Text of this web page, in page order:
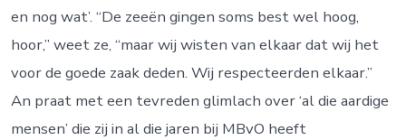
en nog wat’. “De zeeën gingen soms best wel hoog,
hoor,” weet ze, “maar wij wisten van elkaar dat wij het
voor de goede zaak deden. Wij respecteerden elkaar.”
An praat met een tevreden glimlach over ‘al die aardige
mensen’ die zij in al die jaren bij MBvO heeft